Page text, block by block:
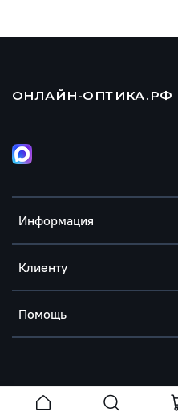
Информация
Клиенту
Помощь
ОНЛАЙН-ОПТИКА.РФ